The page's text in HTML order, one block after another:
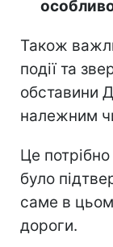
Також
події та
обставини
належним
Це
було
саме в
дороги.